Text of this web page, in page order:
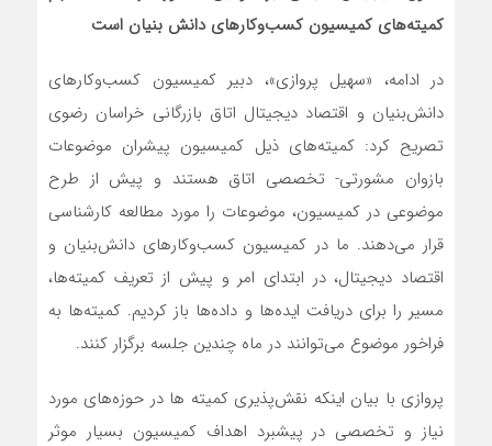
کمیته‌های کمیسیون کسب‌وکارهای دانش بنیان است
در ادامه، «سهیل پروازی»، دبیر کمیسیون کسب‌وکارهای
دانش‌بنیان و اقتصاد دیجیتال اتاق بازرگانی خراسان رضوی
تصریح کرد: کمیته‌های ذیل کمیسیون پیشران موضوعات
بازوان مشورتی- تخصصی اتاق هستند و پیش از طرح
موضوعی در کمیسیون، موضوعات را مورد مطالعه کارشناسی
قرار می‌دهند. ما در کمیسیون کسب‌وکارهای دانش‌بنیان و
اقتصاد دیجیتال، در ابتدای امر و پیش از تعریف کمیته‌ها،
مسیر را برای دریافت ایده‌ها و داده‌ها باز کردیم. کمیته‌ها به
فراخور موضوع می‌توانند در ماه چندین جلسه برگزار کنند.
پروازی با بیان اینکه نقش‌پذیری کمیته ها در حوزه‌های مورد
نیاز و تخصصی در پیشبرد اهداف کمیسیون بسیار موثر